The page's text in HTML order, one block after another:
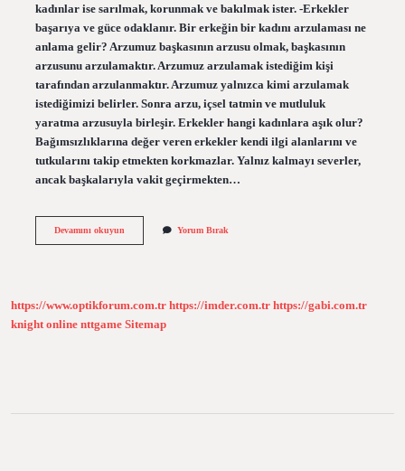
kadınlar ise sarılmak, korunmak ve bakılmak ister. -Erkekler
başarıya ve güce odaklanır. Bir erkeğin bir kadını arzulaması ne
anlama gelir? Arzumuz başkasının arzusu olmak, başkasının
arzusunu arzulamaktır. Arzumuz arzulamak istediğim kişi
tarafından arzulanmaktır. Arzumuz yalnızca kimi arzulamak
istediğimizi belirler. Sonra arzu, içsel tatmin ve mutluluk
yaratma arzusuyla birleşir. Erkekler hangi kadınlara aşık olur?
Bağımsızlıklarına değer veren erkekler kendi ilgi alanlarını ve
tutkularını takip etmekten korkmazlar. Yalnız kalmayı severler,
ancak başkalarıyla vakit geçirmekten…
Devamını okuyunErkekler
Yorum Bırak
https://www.optikforum.com.tr https://imder.com.tr https://gabi.com.tr
knight online nttgame Sitemap